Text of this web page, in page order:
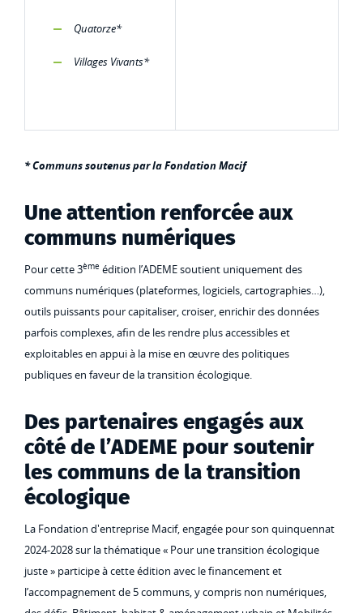
Quatorze*
Villages Vivants*
* Communs soutenus par la Fondation Macif
Une attention renforcée aux
communs numériques
Pour cette 3ème édition l’ADEME soutient uniquement des
communs numériques (plateformes, logiciels, cartographies…),
outils puissants pour capitaliser, croiser, enrichir des données
parfois complexes, afin de les rendre plus accessibles et
exploitables en appui à la mise en œuvre des politiques
publiques en faveur de la transition écologique.
Des partenaires engagés aux
côté de l’ADEME pour soutenir
les communs de la transition
écologique
La Fondation d'entreprise Macif, engagée pour son quinquennat
2024-2028 sur la thématique « Pour une transition écologique
juste » participe à cette édition avec le financement et
l’accompagnement de 5 communs, y compris non numériques,